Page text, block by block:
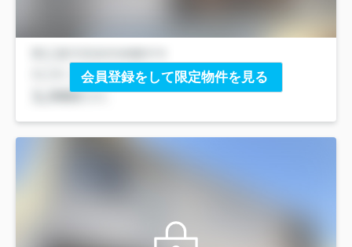
会員登録をして限定物件を見る